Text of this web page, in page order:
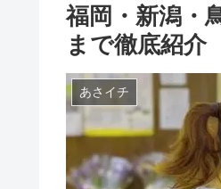
福岡・新潟・
まで徹底紹介
あさイチ